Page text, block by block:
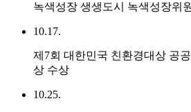
녹색성장 생생도시 녹색성장위
10.17.
제7회 대한민국 친환경대상 공
상 수상
10.25.